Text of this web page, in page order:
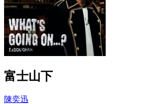
富士山下
陳奕迅